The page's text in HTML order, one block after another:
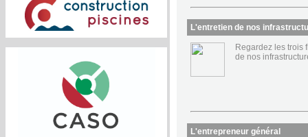
L'entretien de nos
Regardez les trois
de nos
L'entrepreneur général